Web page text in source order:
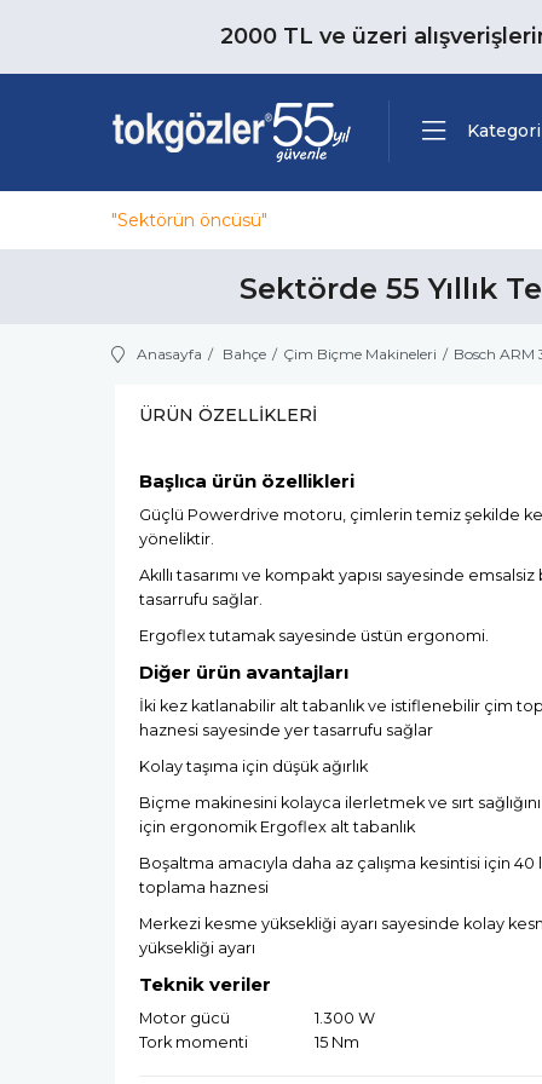
2000 TL ve üzeri
"Sektörün öncüsü"
Sektörde 55 Yıllık
Anasayfa Bahçe Çim Biçme Makineleri Bosch ARM
ÜRÜN ÖZELLIKLERI
Başlıca ürün özellikleri
Güçlü Powerdrive motoru, çimlerin temiz şekilde
yöneliktir.
Akıllı tasarımı ve kompakt yapısı sayesinde
tasarrufu sağlar.
Ergoflex tutamak sayesinde üstün ergonomi.
Diğer ürün avantajları
İki kez katlanabilir alt tabanlık ve istiflenebilir çim
haznesi sayesinde yer tasarrufu sağlar
Kolay taşıma için düşük ağırlık
Biçme makinesini kolayca ilerletmek ve sırt
için ergonomik Ergoflex alt tabanlık
Boşaltma amacıyla daha az çalışma kesintisi için 40
toplama haznesi
Merkezi kesme yüksekliği ayarı sayesinde kolay
yüksekliği ayarı
Teknik veriler
Motor gücü
1.300 W
Tork momenti
15 Nm